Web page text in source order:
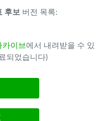
후보 버전 목록:
카이브 에서 내려받을 수 있
되었습니다)